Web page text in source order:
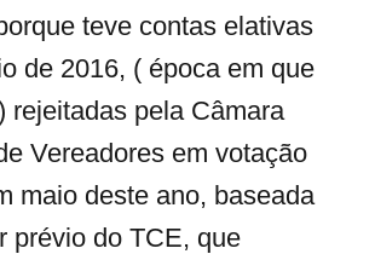
teve contas elativas
de 2016, ( época em que
rejeitadas pela Câmara
Vereadores em votação
maio deste ano, baseada
prévio do TCE, que